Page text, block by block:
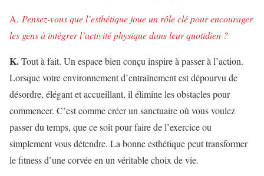
A. Pensez-vous que l’esthétique joue un rôle clé pour encourager
les gens à intégrer l’activité physique dans leur quotidien ?
K.Tout à fait. Un espace bien conçu inspire à passer à l’action.
Lorsque votre environnement d’entraînement est dépourvu de
désordre, élégant et accueillant, il élimine les obstacles pour
commencer. C’est comme créer un sanctuaire où vous voulez
passer du temps, que ce soit pour faire de l’exercice ou
simplement vous détendre. La bonne esthétique peut transformer
le fitness d’une corvée en un véritable choix de vie.